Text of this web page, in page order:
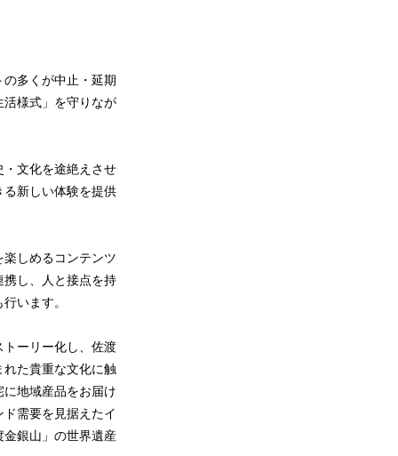
多くが中止・延期
様式」を守りなが
文化を途絶えさせ
新しい体験を提供
しめるコンテンツ
し、人と接点を持
います。
ーリー化し、佐渡
た貴重な文化に触
地域産品をお届け
需要を見据えたイ
銀山」の世界遺産